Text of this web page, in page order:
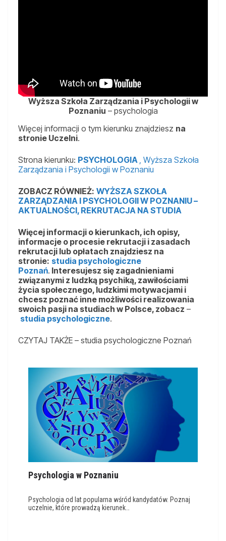
Wyższa Szkoła Zarządzania i Psychologii w
Poznaniu – psychologia
Więcej informacji o tym kierunku znajdziesz na
stronie Uczelni.
Strona kierunku: PSYCHOLOGIA , Wyższa Szkoła
Zarządzania i Psychologii w Poznaniu
ZOBACZ RÓWNIEŻ: WYŻSZA SZKOŁA
ZARZĄDZANIA I PSYCHOLOGII W POZNANIU –
AKTUALNOŚCI, REKRUTACJA NA STUDIA
Więcej informacji o kierunkach, ich opisy,
informacje o procesie rekrutacji i zasadach
rekrutacji lub opłatach znajdziesz na
stronie: studia psychologiczne
Poznań. Interesujesz się zagadnieniami
związanymi z ludzką psychiką, zawiłościami
życia społecznego, ludzkimi motywacjami i
chcesz poznać inne możliwości realizowania
swoich pasji na studiach w Polsce, zobacz –
studia psychologiczne.
CZYTAJ TAKŻE – studia psychologiczne Poznań
Psychologia w Poznaniu
Psychologia od lat popularna wśród kandydatów. Poznaj
uczelnie, które prowadzą kierunek…